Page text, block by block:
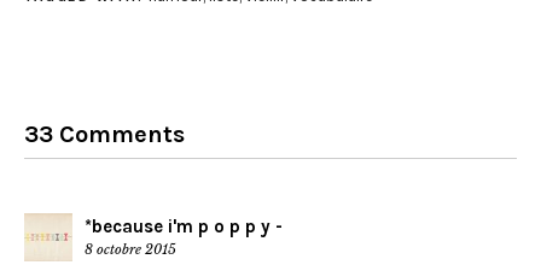
33 Comments
*because i'm p o p p y -
8 octobre 2015